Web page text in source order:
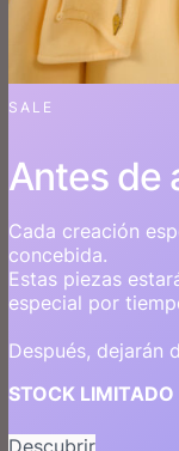
SALE
Antes de
Cada creación
concebida.
Estas piezas
especial por
Después, dejarán
STOCK LIMITADO
Descubrir